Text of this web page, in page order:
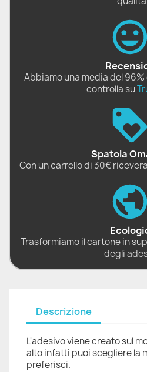
Abbiamo una media del
controlla su
Spatola
Con un carrello di 30€
Trasformiamo il cartone in
degli
Descrizione
L'adesivo viene creato sul
alto infatti puoi scegliere la
preferisci.